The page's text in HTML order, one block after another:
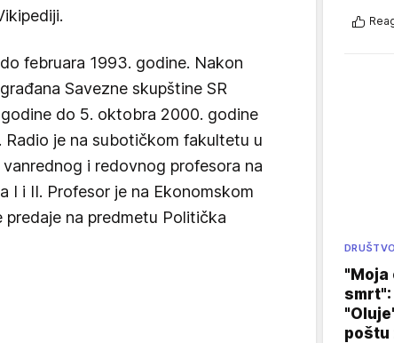
februara 1993. godine. Nakon
Savezne skupštine SR
do 5. oktobra 2000. godine
Radio je na subotičkom fakultetu u
i redovnog profesora na
I i II. Profesor je na Ekonomskom
na predmetu Politička
DRUŠTVO
"Moja
poštu